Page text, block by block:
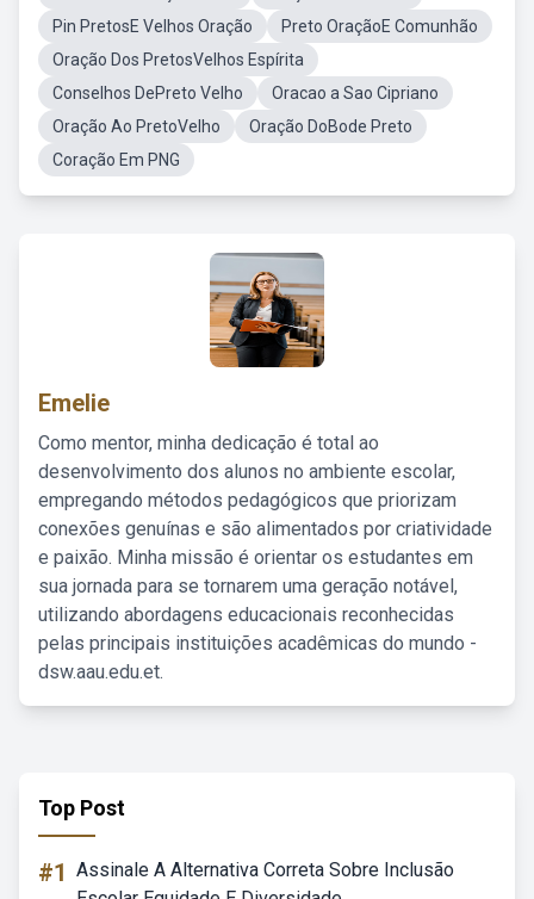
Pin PretosE Velhos Oração
Preto OraçãoE Comunhão
Oração Dos PretosVelhos Espírita
Conselhos DePreto Velho
Oracao a Sao Cipriano
Oração Ao PretoVelho
Oração DoBode Preto
Coração Em PNG
Emelie
Como mentor, minha dedicação é total ao
desenvolvimento dos alunos no ambiente escolar,
empregando métodos pedagógicos que priorizam
conexões genuínas e são alimentados por criatividade
e paixão. Minha missão é orientar os estudantes em
sua jornada para se tornarem uma geração notável,
utilizando abordagens educacionais reconhecidas
pelas principais instituições acadêmicas do mundo -
dsw.aau.edu.et.
Top Post
#1 Assinale A Alternativa Correta Sobre Inclusão